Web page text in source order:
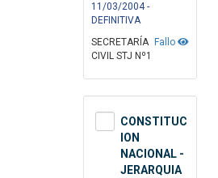
11/03/2004 -
DEFINITIVA
Fallo
SECRETARÍA
CIVIL STJ Nº1
CONSTITUC
ION
NACIONAL -
JERARQUIA